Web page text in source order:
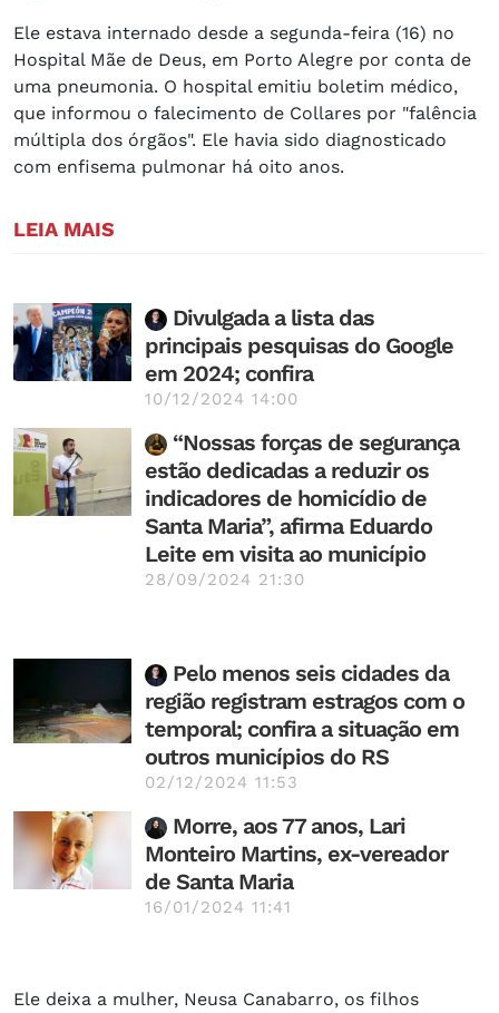
Ele estava internado desde a segunda-feira (16) no
Hospital Mãe de Deus, em Porto Alegre por conta de
uma pneumonia. O hospital emitiu boletim médico,
que informou o falecimento de Collares por "falência
múltipla dos órgãos". Ele havia sido diagnosticado
com enfisema pulmonar há oito anos.
LEIA MAIS
Divulgada a lista das
principais pesquisas do Google
em 2024; confira
10/12/2024 14:00
“Nossas forças de segurança
estão dedicadas a reduzir os
indicadores de homicídio de
Santa Maria”, afirma Eduardo
Leite em visita ao município
28/09/2024 21:30
Pelo menos seis cidades da
região registram estragos com o
temporal; confira a situação em
outros municípios do RS
02/12/2024 11:53
Morre, aos 77 anos, Lari
Monteiro Martins, ex-vereador
de Santa Maria
16/01/2024 11:41
Ele deixa a mulher, Neusa Canabarro, os filhos